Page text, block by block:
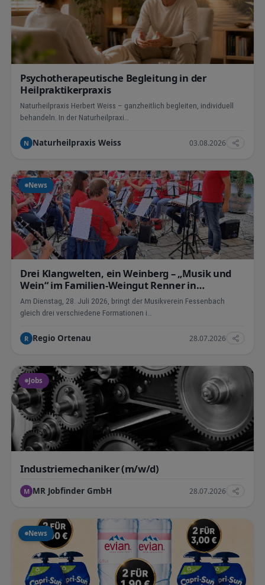
Psychotherapeutische Begleitung in der
Heilpraktikerpraxis
Naturheilpraxis Herbert Weiss – ganzheitlich begleiten, individuell
behandeln. In der Naturheilpraxi…
N Naturheilpraxis Weiss 03.08.2026
News
Drei Klangwelten, ein Weinberg – „Musik und
Wein“ im Familien-Weingut Renner in
Fessenbach
Am Dienstag, 28. Juli 2026, bringt der Musikverein Fessenbach
gleich drei verschiedene Formationen i…
R Regio Ortenau 28.07.2026
Jobs
Industriemechaniker (m/w/d)
M MR Jobfinder GmbH 28.07.2026
News